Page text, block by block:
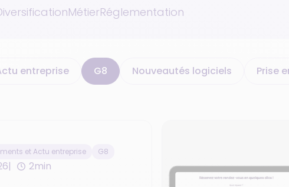
MétierRéglementation
entreprise G8 Nouveautés logiciels Prise
et Actu entreprise G8
2min